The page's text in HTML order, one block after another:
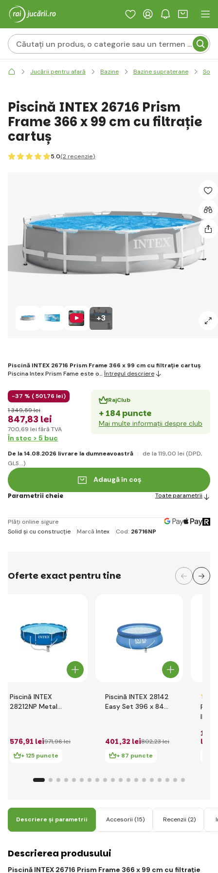
Jucării pentru afară Bazine Bazine supraterane
+3
Piscină INTEX 26716 Prism
Frame 366 x 99 cm cu filtrație
cartuș
5.0(2recenzie)
Piscină INTEX 26716 Prism Frame 366 x 99 cm cu filtrație cartuș
Piscina Intex Prism Fame este o… Întregul descriere
-37 % (501,76 lei)
847,83 lei
1 349,59 lei
700,69 lei fără TVA
RajClub
+ 184 puncte
Mai multe informații despre club
În stoc > 5 buc
De la 14.08.2026 livrare la dumneavoastră de la 119,00 lei (DPD,
GLS...)
Adaugă în coș
Parametrii cheie Toate parametrii
Plăți online sigure
Solid și cu construcție
Marcă Intex Cod: 26716NP
Oferte exact pentru tine
Piscină INTEX
28212NP Metal
576,91 lei971,96 lei
+ 125 puncte
Piscină INTEX 28142
Easy Set 396 x 84
401,32 lei802,23 lei
+ 87 puncte
cu
1
lei
Descriere și parametrii Accesorii (15) Recenzii (2)
Descrierea produsului
Piscină INTEX 26716 Prism Frame 366 x 99 cm cu filtrație